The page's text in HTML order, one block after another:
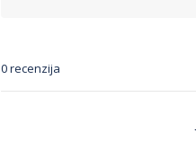
0 recenzija